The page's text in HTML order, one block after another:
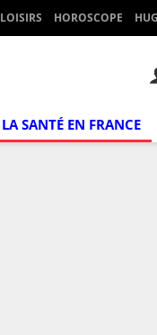
LOISIRS HOROSCOPE
LA SANTÉ EN FRANCE